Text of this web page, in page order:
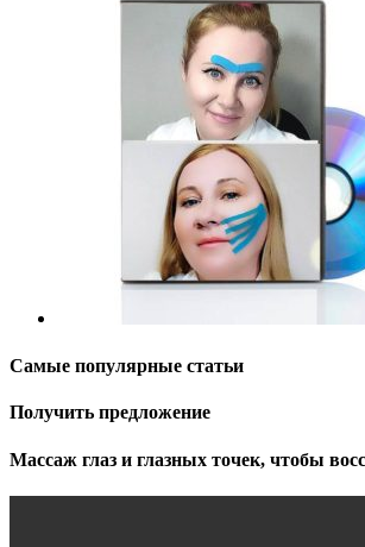
Самые популярные статьи
Получить предложение
Массаж глаз и глазных точек, чтобы